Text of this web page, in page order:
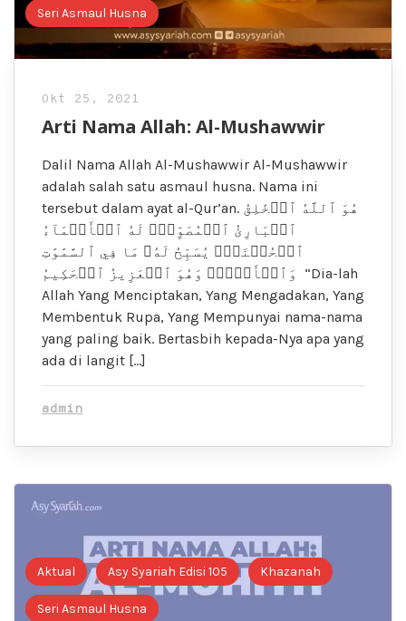
Seri Asmaul Husna
Okt 25, 2021
Arti Nama Allah: Al-Mushawwir
Dalil Nama Allah Al-Mushawwir Al-Mushawwir
adalah salah satu asmaul husna. Nama ini
tersebut dalam ayat al-Qur’an. هُوَ ٱللَّهُ ٱلۡخَٰلِقُ
ٱلۡبَارِئُ ٱلۡمُصَوِّرُۖ لَهُ ٱلۡأَسۡمَآءُ
ٱلۡحُسۡنَىٰۚ يُسَبِّحُ لَهُۥ مَا فِي ٱلسَّمَٰوَٰتِ
وَٱلۡأَرۡضِۖ وَهُوَ ٱلۡعَزِيزُ ٱلۡحَكِيمُ “Dia-lah
Allah Yang Menciptakan, Yang Mengadakan, Yang
Membentuk Rupa, Yang Mempunyai nama-nama
yang paling baik. Bertasbih kepada-Nya apa yang
ada di langit […]
admin
Aktual Asy Syariah Edisi 105 Khazanah
Seri Asmaul Husna